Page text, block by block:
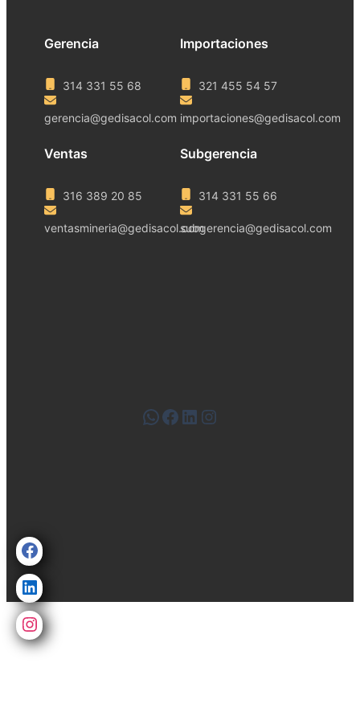
Gerencia
314 331 55 68
gerencia@gedisacol.com
Importaciones
321 455 54 57
importaciones@gedisacol.com
Ventas
316 389 20 85
ventasmineria@gedisacol.com
Subgerencia
314 331 55 66
subgerencia@gedisacol.com
WhatsApp
Facebook
LinkedIn
Instagram